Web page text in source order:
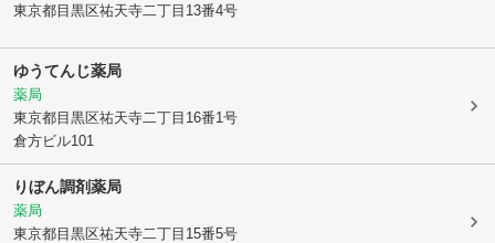
東京都目黒区祐天寺二丁目13番4号
ゆうてんじ薬局
薬局
東京都目黒区祐天寺二丁目16番1号
倉方ビル101
りぼん調剤薬局
薬局
東京都目黒区祐天寺二丁目15番5号